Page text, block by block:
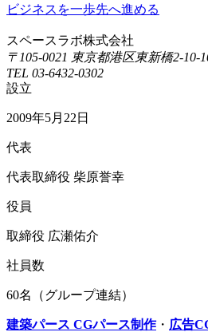
ビジネスを一歩先へ進める
スペースラボ株式会社
〒105-0021 東京都港区東新橋2-10-
TEL 03-6432-0302
設立
2009年5月22日
代表
代表取締役 柴原誉幸
役員
取締役 広瀬佑介
社員数
60名（グループ連結）
建築パース CGパース制作・ 広告